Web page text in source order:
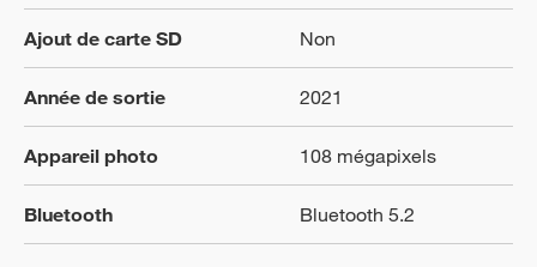
Ajout de carte SD Non
Année de sortie 2021
Appareil photo 108 mégapixels
Bluetooth Bluetooth 5.2